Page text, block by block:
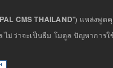
CMS THAILAND") แหล่งพูด
ไม่ว่าจะเป็นธีม โมดูล ปัญหาการ